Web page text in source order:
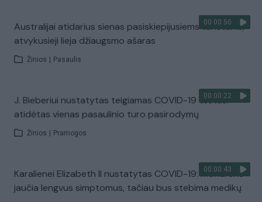
00:00:50
Australijai atidarius sienas pasiskiepijusiems turistams,
atvykusieji lieja džiaugsmo ašaras
Žinios Pasaulis
00:00:22
J. Bieberiui nustatytas teigiamas COVID-19 testas:
atidėtas vienas pasaulinio turo pasirodymų
Žinios Pramogos
00:00:43
Karalienei Elizabeth II nustatytas COVID-19: monarchė
jaučia lengvus simptomus, tačiau bus stebima medikų